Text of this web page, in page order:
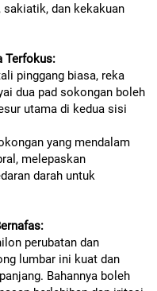
sakiatik, dan kekakuan
Terfokus:
pinggang biasa, reka
dua pad sokongan boleh
utama di kedua sisi
yang mendalam
melepaskan
darah untuk
perubatan dan
lumbar ini kuat dan
Bahannya boleh